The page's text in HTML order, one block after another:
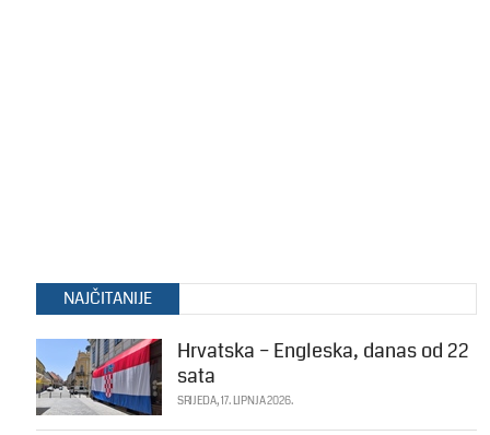
NAJČITANIJE
Hrvatska – Engleska, danas od 22
sata
SRIJEDA, 17. LIPNJA 2026.